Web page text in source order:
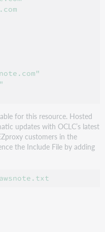
for this resource. Hosted
updates with OCLC’s latest
customers in the
the Include File by adding